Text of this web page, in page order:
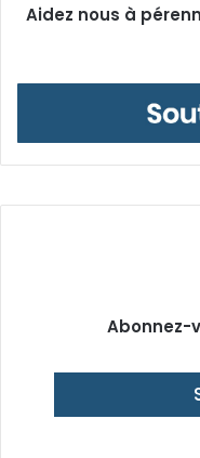
Aidez nous à
Abonnez-